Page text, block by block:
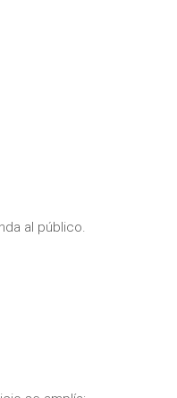
al público.